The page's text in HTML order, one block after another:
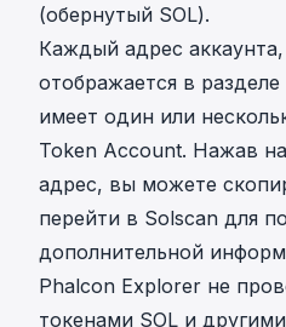
(обернутый SOL).
Каждый адрес
отображается в разделе
имеет один или
Token Account. Нажав
адрес, вы можете
перейти в Solscan для
дополнительной
Phalcon Explorer не
токенами SOL и